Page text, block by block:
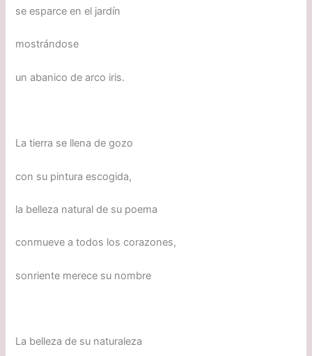
se esparce en el jardín
mostrándose
un abanico de arco iris.
La tierra se llena de gozo
con su pintura escogida,
la belleza natural de su poema
conmueve a todos los corazones,
sonriente merece su nombre
La belleza de su naturaleza